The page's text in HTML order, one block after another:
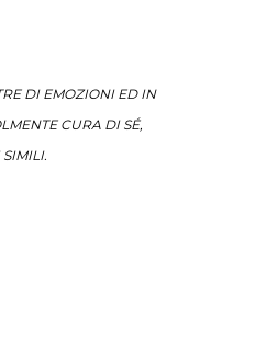
DI EMOZIONI ED IN
CURA DI SÉ,